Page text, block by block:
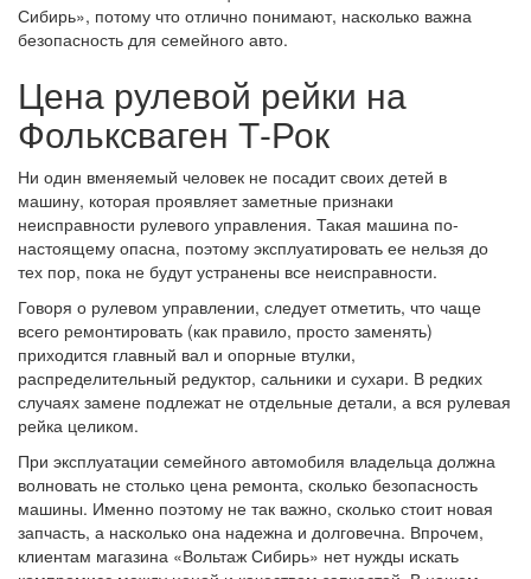
Сибирь», потому что отлично понимают, насколько важна
безопасность для семейного авто.
Цена рулевой рейки на
Фольксваген Т-Рок
Ни один вменяемый человек не посадит своих детей в
машину, которая проявляет заметные признаки
неисправности рулевого управления. Такая машина по-
настоящему опасна, поэтому эксплуатировать ее нельзя до
тех пор, пока не будут устранены все неисправности.
Говоря о рулевом управлении, следует отметить, что чаще
всего ремонтировать (как правило, просто заменять)
приходится главный вал и опорные втулки,
распределительный редуктор, сальники и сухари. В редких
случаях замене подлежат не отдельные детали, а вся рулевая
рейка целиком.
При эксплуатации семейного автомобиля владельца должна
волновать не столько цена ремонта, сколько безопасность
машины. Именно поэтому не так важно, сколько стоит новая
запчасть, а насколько она надежна и долговечна. Впрочем,
клиентам магазина «Вольтаж Сибирь» нет нужды искать